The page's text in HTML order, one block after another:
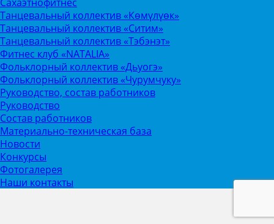
Танцевальный коллектив «Көмүлүөк»
Танцевальный коллектив «Ситим»
Танцевальный коллектив «Тэбэнэт»
Фитнес клуб «NATALIA»
Фольклорный коллектив «Дьуогэ»
Фольклорный коллектив «Чурумчуку»
Руководство, состав работников
Руководство
Состав работников
Материально-техническая база
Новости
Конкурсы
Фотогалерея
Наши контакты